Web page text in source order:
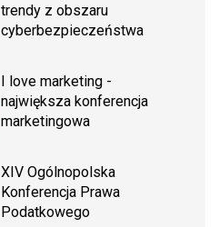
trendy z obszaru
cyberbezpieczeństwa
I love marketing -
największa konferencja
marketingowa
XIV Ogólnopolska
Konferencja Prawa
Podatkowego